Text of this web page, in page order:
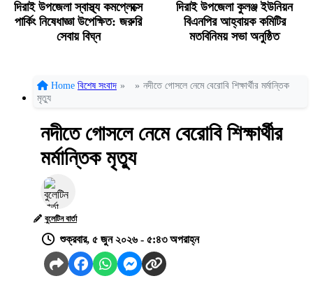
দিরাই উপজেলা স্বাস্থ্য কমপ্লেক্সে
পার্কিং নিষেধাজ্ঞা উপেক্ষিত: জরুরি
সেবায় বিঘ্ন
দিরাই উপজেলা কুলঞ্জ ইউনিয়ন
বিএনপির আহ্বায়ক কমিটির
মতবিনিময় সভা অনুষ্ঠিত
Home বিশেষ সংবাদ » » নদীতে গোসলে নেমে বেরোবি শিক্ষার্থীর মর্মান্তিক
মৃত্যু
নদীতে গোসলে নেমে বেরোবি শিক্ষার্থীর
মর্মান্তিক মৃত্যু
বুলেটিন বার্তা
শুক্রবার, ৫ জুন ২০২৬ - ৫:৪৩ অপরাহ্ন